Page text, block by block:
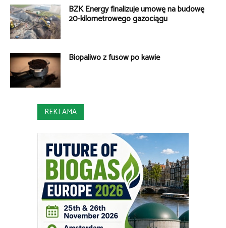
BZK Energy finalizuje umowę na budowę
20-kilometrowego gazociągu
Biopaliwo z fusów po kawie
REKLAMA